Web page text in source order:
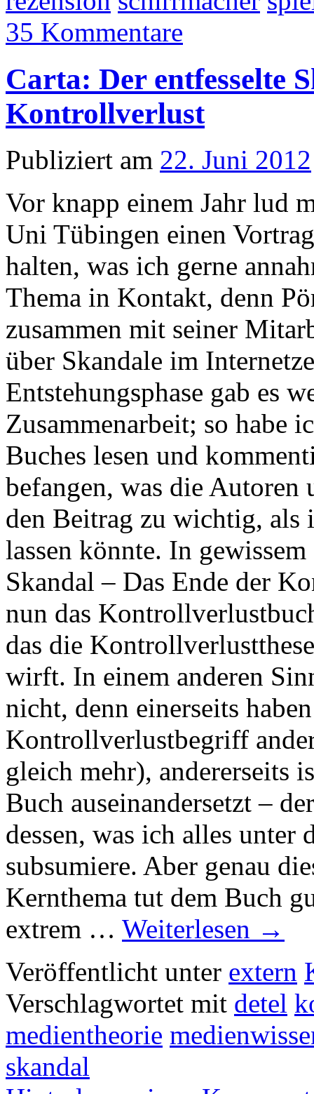
35 Kommentare
Carta: Der entfesselte
Kontrollverlust
Publiziert am 22. Juni 2012
Vor knapp einem Jahr lud
Uni Tübingen einen
halten, was ich gerne
Thema in Kontakt, denn
zusammen mit seiner
über Skandale im
Entstehungsphase gab es
Zusammenarbeit; so habe
Buches lesen und
befangen, was die Autoren
den Beitrag zu wichtig, als
lassen könnte. In
Skandal – Das Ende der
nun das
das die
wirft. In einem anderen
nicht, denn einerseits
Kontrollverlustbegriff
gleich mehr), andererseits
Buch auseinandersetzt –
dessen, was ich alles
subsumiere. Aber genau
Kernthema tut dem Buch
extrem … Weiterlesen →
Veröffentlicht unter extern
Verschlagwortet mit detel
medientheorie
skandal